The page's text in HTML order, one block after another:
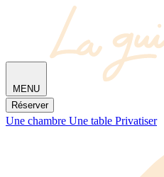
MENU
Réserver
Une chambre Une table Privatiser